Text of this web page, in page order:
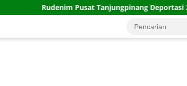
Rudenim Pusat Tanjungpinang Deportasi 25 WNA